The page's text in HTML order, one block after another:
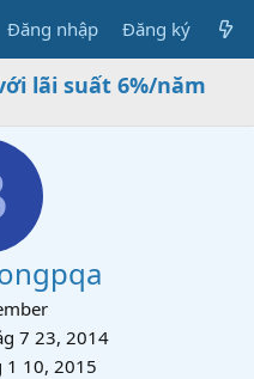
Đăng nhập Đăng ký
lãi suất 6%/năm
7 23, 2014
1 10, 2015